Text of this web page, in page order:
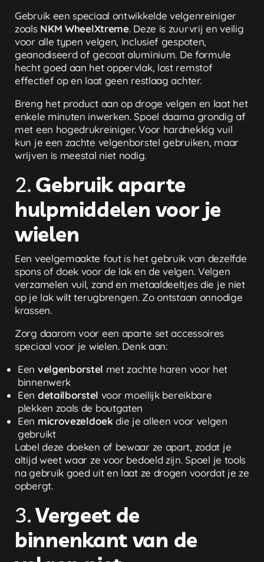
Gebruik een speciaal ontwikkelde velgenreiniger
zoals NKM WheelXtreme. Deze is zuurvrij en veilig
voor alle typen velgen, inclusief gespoten,
geanodiseerd of gecoat aluminium. De formule
hecht goed aan het oppervlak, lost remstof
effectief op en laat geen restlaag achter.
Breng het product aan op droge velgen en laat het
enkele minuten inwerken. Spoel daarna grondig af
met een hogedrukreiniger. Voor hardnekkig vuil
kun je een zachte velgenborstel gebruiken, maar
wrijven is meestal niet nodig.
2. Gebruik aparte
hulpmiddelen voor je
wielen
Een veelgemaakte fout is het gebruik van dezelfde
spons of doek voor de lak en de velgen. Velgen
verzamelen vuil, zand en metaaldeeltjes die je niet
op je lak wilt terugbrengen. Zo ontstaan onnodige
krassen.
Zorg daarom voor een aparte set accessoires
speciaal voor je wielen. Denk aan:
Een velgenborstel met zachte haren voor het
binnenwerk
Een detailborstel voor moeilijk bereikbare
plekken zoals de boutgaten
Een microvezeldoek die je alleen voor velgen
gebruikt
Label deze doeken of bewaar ze apart, zodat je
altijd weet waar ze voor bedoeld zijn. Spoel je tools
na gebruik goed uit en laat ze drogen voordat je ze
opbergt.
3.Vergeet de
binnenkant van de